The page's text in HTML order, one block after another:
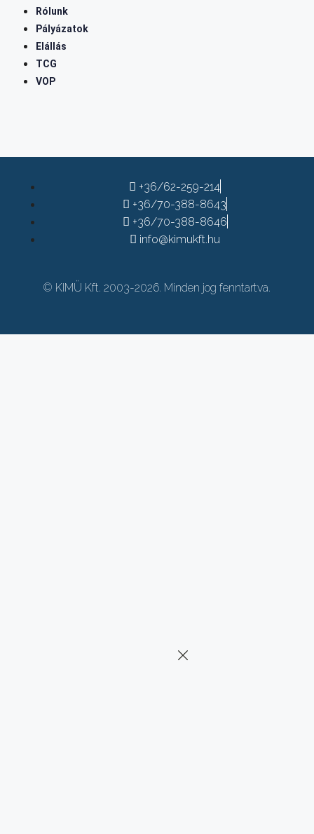
Rólunk
Pályázatok
Elállás
TCG
VOP
© KIMÜ Kft. 2003-2026. Minden jog fenntartva.
+36/62-259-214
+36/70-388-8643
+36/70-388-8646
info@kimukft.hu